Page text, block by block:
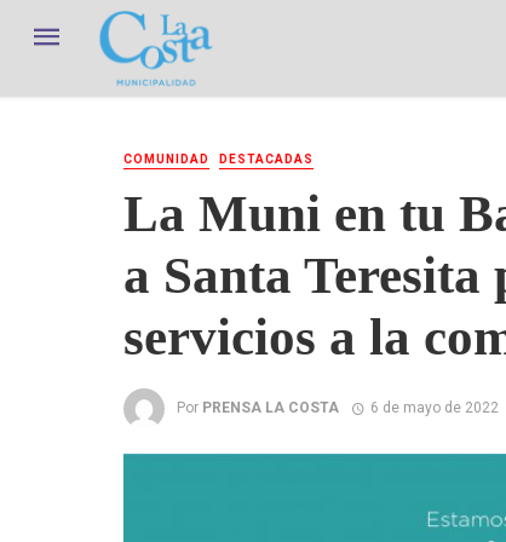
COMUNIDAD DESTACADAS
La Muni en tu
a Santa Teresita
servicios a la
Por PRENSA LA COSTA 6 de mayo de 2022